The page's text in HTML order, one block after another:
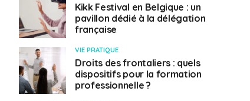
Kikk Festival en Belgique : un
pavillon dédié à la délégation
française
VIE PRATIQUE
Droits des frontaliers : quels
dispositifs pour la formation
professionnelle ?